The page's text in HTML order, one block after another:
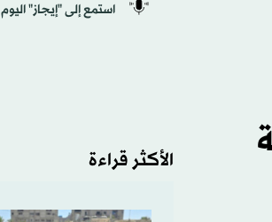
استمع إلى "إيجاز" اليوم
الأكثر قراءة